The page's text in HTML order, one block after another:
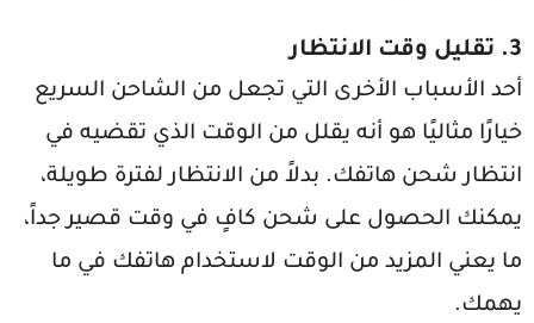
3.
تقليل وقت الانتظار
أحد الأسباب الأخرى التي تجعل من الشاحن السريع
خيارًا مثاليًا هو أنه يقلل من الوقت الذي تقضيه في
انتظار شحن هاتفك. بدلاً من الانتظار لفترة طويلة،
يمكنك الحصول على شحن كافٍ في وقت قصير جداً،
ما يعني المزيد من الوقت لاستخدام هاتفك في ما
يهمك.